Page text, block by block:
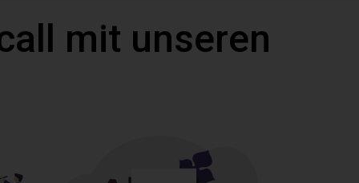
mit unseren